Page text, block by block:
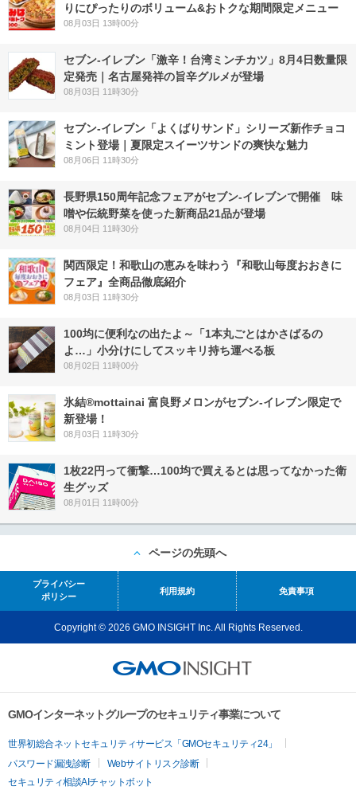
りにぴったりのボリューム&おトクな期間限定メニュー
08月03日 13時00分
セブン-イレブン「激辛！台湾ミンチカツ」8月4日数量限
定発売｜名古屋発祥の旨辛グルメが登場
08月03日 11時30分
セブン‐イレブン「よくばりサンド」シリーズ新作チョコ
ミント登場｜夏限定スイーツサンドの爽快な魅力
08月06日 11時30分
長野県150周年記念フェアがセブン-イレブンで開催 味
噌や伝統野菜を使った新商品21品が登場
08月04日 11時30分
関西限定！和歌山の恵みを味わう『和歌山毎度おおきに
フェア』全商品徹底紹介
08月03日 11時30分
100均に便利なの出たよ～「1本丸ごとはかさばるの
よ…」小分けにしてスッキリ持ち運べる板
08月02日 11時00分
氷結®mottainai 富良野メロンがセブン‐イレブン限定で
新登場！
08月03日 11時30分
1枚22円って衝撃…100均で買えるとは思ってなかった衛
生グッズ
08月01日 11時00分
ページの先頭へ
プライバシー
ポリシー
利用規約 免責事項
Copyright © 2026 GMO INSIGHT Inc. All Rights Reserved.
GMOインターネットグループのセキュリティ事業について
世界初総合ネットセキュリティサービス「GMOセキュリティ24」
パスワード漏洩診断
Webサイトリスク診断
セキュリティ相談AIチャットボット